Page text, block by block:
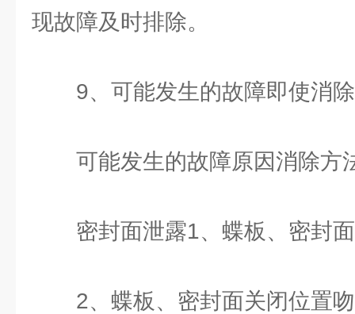
现故障及时排除。
9、可能发生的故障即使消
可能发生的故障原因消除方
密封面泄露1、蝶板、密封面
2、蝶板、密封面关闭位置吻